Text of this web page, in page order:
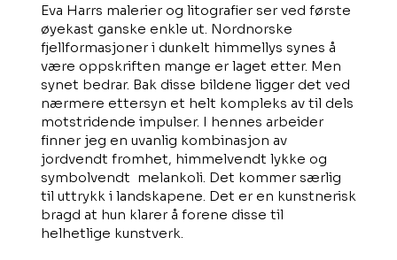
Eva Harrs malerier og litografier ser ved første
øyekast ganske enkle ut. Nordnorske
fjellformasjoner i dunkelt himmellys synes å
være oppskriften mange er laget etter. Men
synet bedrar. Bak disse bildene ligger det ved
nærmere ettersyn et helt kompleks av til dels
motstridende impulser. I hennes arbeider
finner jeg en uvanlig kombinasjon av
jordvendt fromhet, himmelvendt lykke og
symbolvendt melankoli. Det kommer særlig
til uttrykk i landskapene. Det er en kunstnerisk
bragd at hun klarer å forene disse til
helhetlige kunstverk.